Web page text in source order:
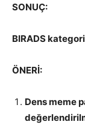
SONUÇ:
BIRADS
ÖNERİ:
Dens meme